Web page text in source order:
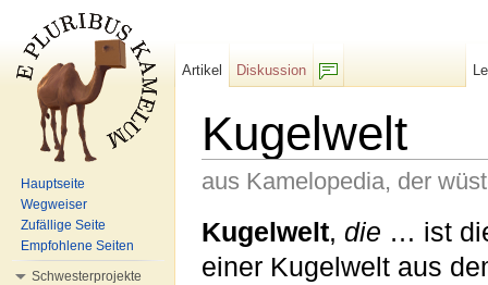
Kugelwelt
aus Kamelopedia, der
Kugelwelt, die … ist
einer Kugelwelt aus
Artikel
Diskussion
Hauptseite
Wegweiser
Zufällige Seite
Empfohlene Seiten
Schwesterprojekte